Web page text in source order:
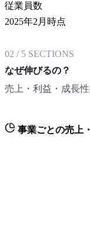
従業員数
2025年2月時点
02 / 5 SECTIONS
なぜ伸びるの？
売上・利益・成長
事業ごとの売上